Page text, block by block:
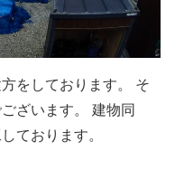
をしております。 そ
ざいます。 建物同
ております。